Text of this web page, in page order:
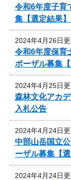
令和6年度子育
集【選定結果】
2024年4月26日
令和6年度保育
ポーザル募集【
2024年4月25日
森林文化アカ
入札公告
2024年4月24日
中部山岳国立
ーザル募集【選
2024年4月24日